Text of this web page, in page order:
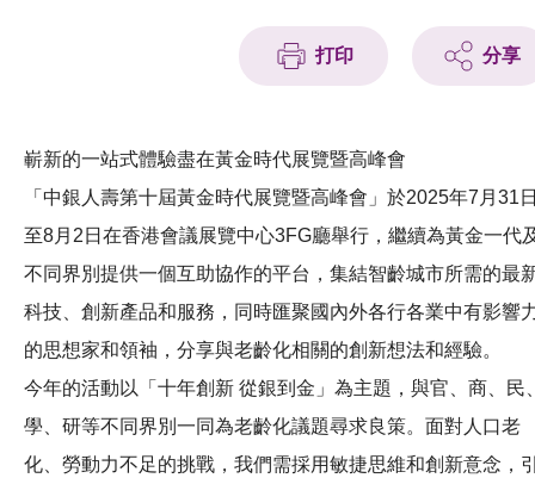
打印 分享
嶄新的一站式體驗盡在黃金時代展覽暨高峰會
「中銀人壽第十屆黃金時代展覽暨高峰會」於2025年7月31
至8月2日在香港會議展覽中心3FG廳舉行，繼續為黃金一代
不同界別提供一個互助協作的平台，集結智齡城市所需的最
科技、創新產品和服務，同時匯聚國內外各行各業中有影響
的思想家和領袖，分享與老齡化相關的創新想法和經驗。
今年的活動以「十年創新 從銀到金」為主題，與官、商、民
學、研等不同界別一同為老齡化議題尋求良策。面對人口老
化、勞動力不足的挑戰，我們需採用敏捷思維和創新意念，